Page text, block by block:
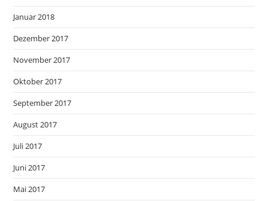
Januar 2018
Dezember 2017
November 2017
Oktober 2017
September 2017
August 2017
Juli 2017
Juni 2017
Mai 2017